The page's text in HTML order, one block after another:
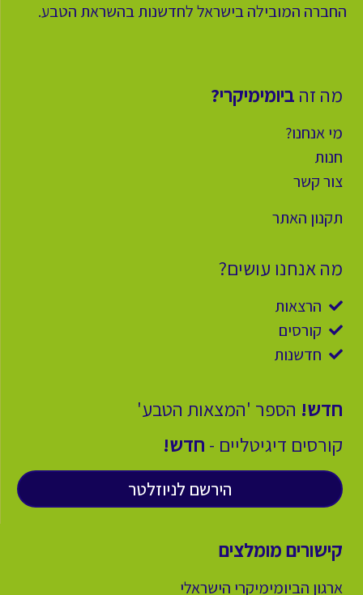
החברה המובילה בישראל לחדשנות בהשראת הטבע.
מה זה ביומימיקרי?
מי אנחנו?
חנות
צור קשר
תקנון האתר
מה אנחנו עושים?
הרצאות
קורסים
חדשנות
חדש! הספר 'המצאות הטבע'
קורסים דיגיטליים - חדש!
הירשם לניוזלטר
קישורים מומלצים
ארגון הביומימיקרי הישראלי